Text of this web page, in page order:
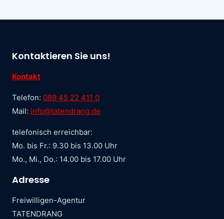
Kontaktieren Sie uns!
Kontakt
Telefon: 089 45 22 411 0
Mail: info@tatendrang.de
telefonisch erreichbar:
Mo. bis Fr.: 9.30 bis 13.00 Uhr
Mo., Mi., Do.: 14.00 bis 17.00 Uhr
Adresse
Freiwilligen-Agentur
TATENDRANG